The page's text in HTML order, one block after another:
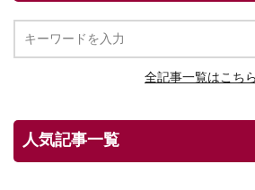
全記事一覧はこちら
人気記事一覧